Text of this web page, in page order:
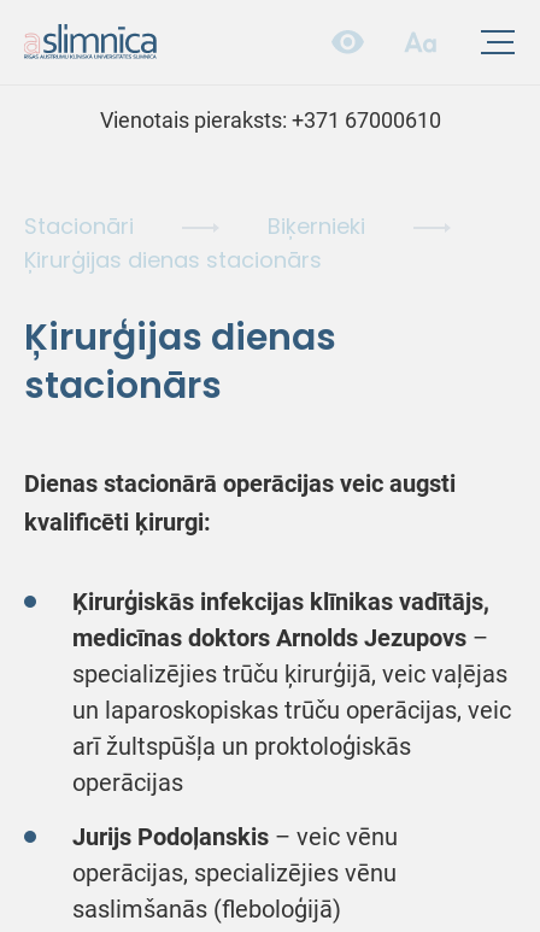
Vienotais pieraksts: +371 67000610
Stacionāri
Biķernieki
Ķirurģijas dienas stacionārs
Ķirurģijas dienas
stacionārs
Dienas stacionārā operācijas veic augsti
kvalificēti ķirurgi:
Ķirurģiskās infekcijas klīnikas vadītājs,
medicīnas doktors Arnolds Jezupovs –
specializējies trūču ķirurģijā, veic vaļējas
un laparoskopiskas trūču operācijas, veic
arī žultspūšļa un proktoloģiskās
operācijas
Jurijs Podoļanskis – veic vēnu
operācijas, specializējies vēnu
saslimšanās (fleboloģijā)